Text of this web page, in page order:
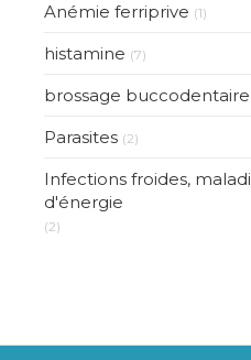
Anémie ferriprive (1)
histamine (7)
brossage buccodentaire
Parasites (2)
Infections froides,
d'énergie
(2)